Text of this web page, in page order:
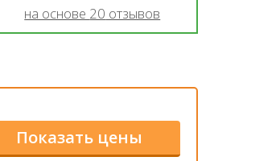
на основе 20 отзывов